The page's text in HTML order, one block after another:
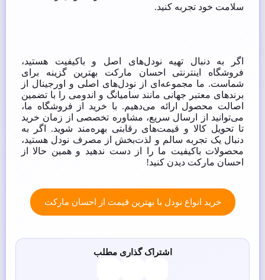
سلامت خود تجربه کنید.
اگر به دنبال تهیه نودل‌های اصل و باکیفیت هستید،
فروشگاه اینترنتی احسان مارکت بهترین گزینه برای
شماست. ما مجموعه‌ای از نودل‌های اصلی و اورجینال از
برندهای معتبر جهانی مانند سامیانگ و اندومی را با تضمین
اصالت محصول ارائه می‌دهیم. با خرید از فروشگاه ما،
می‌توانید از ارسال سریع، مشاوره تخصصی از زمان خرید
تا تحویل کالا و قیمت‌های رقابتی بهره‌مند شوید. اگر به
دنبال یک تجربه سالم و لذت‌بخش از مصرف نودل هستید،
محصولات باکیفیت ما را از دست ندهید و همین حالا از
احسان مارکت دیدن کنید!
خرید انواع نودل با بهترین قیمت از احسان مارکت
اشتراک گذاری مطلب